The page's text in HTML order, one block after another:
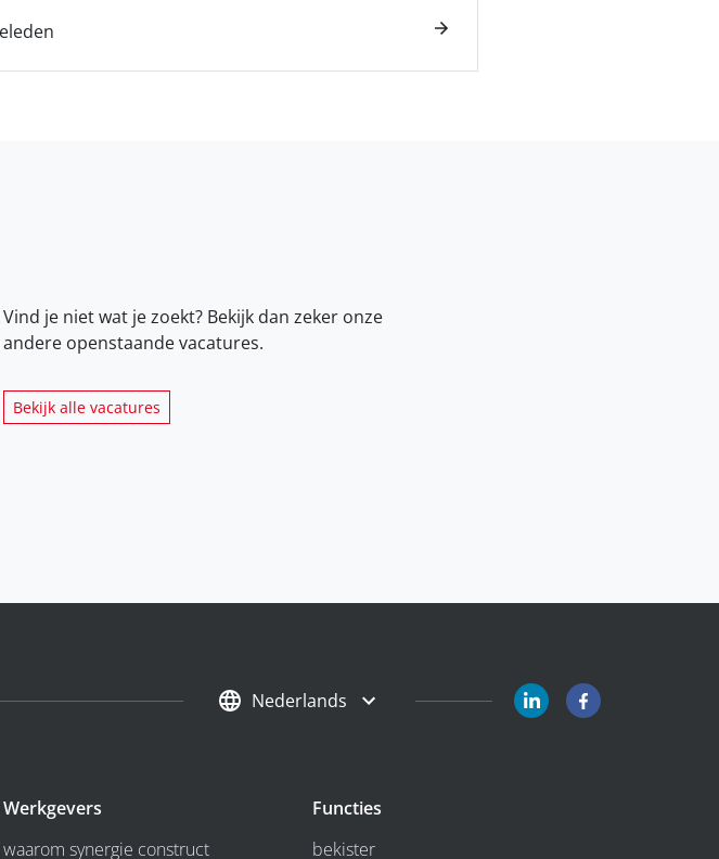
Vind je niet wat je zoekt? Bekijk dan zeker onze
andere openstaande vacatures.
Bekijk alle vacatures
Nederlands
Werkgevers
waarom synergie construct
Functies
bekister